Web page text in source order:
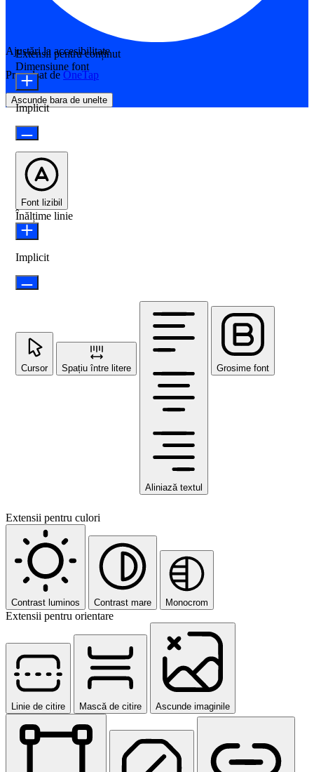
Ajustări la accesibilitate
Propulsat de OneTap
Ascunde bara de unelte
Extensii pentru conținut
Dimensiune font
Implicit
Font lizibil
Înălțime linie
Implicit
Cursor Spațiu între litere
Aliniază textul
Grosime font
Extensii pentru culori
Contrast luminos Contrast mare Monocrom
Extensii pentru orientare
Linie de citire Mască de citire Ascunde imaginile